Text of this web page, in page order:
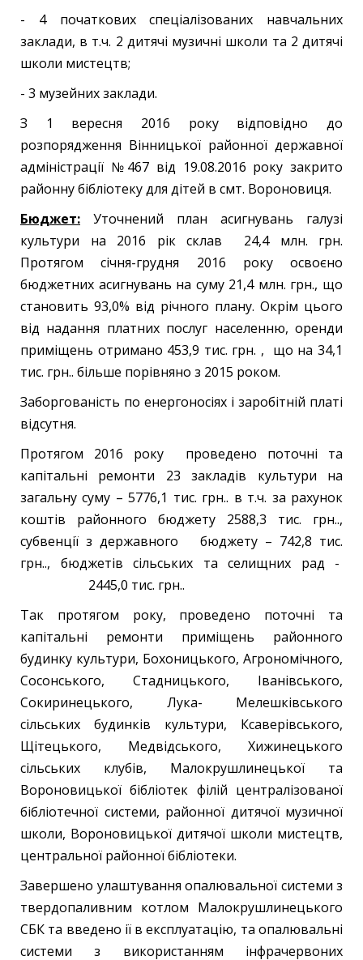
- 4 початкових спеціалізованих навчальних
заклади, в т.ч. 2 дитячі музичні школи та 2 дитячі
школи мистецтв;
- 3 музейних заклади.
З 1 вересня 2016 року відповідно до
розпорядження Вінницької районної державної
адміністрації №467 від 19.08.2016 року закрито
районну бібліотеку для дітей в смт. Вороновиця.
Бюджет:
Уточнений план асигнувань галузі
культури на 2016 рік склав 24,4 млн. грн.
Протягом січня-грудня 2016 року освоєно
бюджетних асигнувань на суму 21,4 млн. грн., що
становить 93,0% від річного плану. Окрім цього
від надання платних послуг населенню, оренди
приміщень отримано 453,9 тис. грн. , що на 34,1
тис. грн.. більше порівняно з 2015 роком.
Заборгованість по енергоносіях і заробітній платі
відсутня.
Протягом 2016 року проведено поточні та
капітальні ремонти 23 закладів культури на
загальну суму – 5776,1 тис. грн.. в т.ч. за рахунок
коштів районного бюджету 2588,3 тис. грн..,
субвенції з державного бюджету – 742,8 тис.
грн.., бюджетів сільських та селищних рад -
2445,0 тис. грн..
Так протягом року, проведено поточні та
капітальні ремонти приміщень районного
будинку культури, Бохоницького, Агрономічного,
Сосонського, Стадницького, Іванівського,
Сокиринецького, Лука- Мелешківського
сільських будинків культури, Ксаверівського,
Щітецького, Медвідського, Хижинецького
сільських клубів, Малокрушлинецької та
Вороновицької бібліотек філій централізованої
бібліотечної системи, районної дитячої музичної
школи, Вороновицької дитячої школи мистецтв,
центральної районної бібліотеки.
Завершено улаштування опалювальної системи з
твердопаливним котлом Малокрушлинецького
СБК та введено ії в експлуатацію, та опалювальні
системи з використанням інфрачервоних